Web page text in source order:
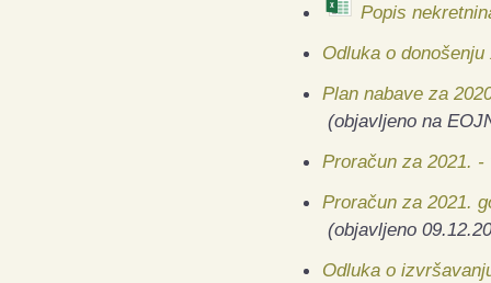
Popis
Odluka o
Plan nabave za
(objavljeno na
Proračun za 2021.
Proračun za 2021.
(objavljeno
Odluka o